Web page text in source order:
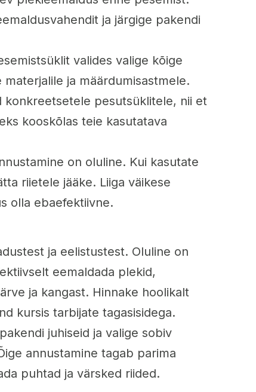
ja järgige pakendi
valides valige kõige
ja määrdumisastmele.
pesutsüklitele, nii et
kooskõlas teie kasutatava
on oluline. Kui kasutate
riietele jääke. Liiga väikese
olla ebaefektiivne.
ja eelistustest. Oluline on
eemaldada plekid,
ja kangast. Hinnake hoolikalt
kursis tarbijate tagasisidega.
juhiseid ja valige sobiv
annustamine tagab parima
puhtad ja värsked riided.